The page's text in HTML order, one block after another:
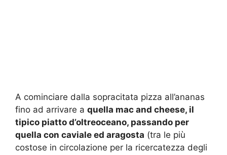
A cominciare dalla sopracitata pizza all’ananas
fino ad arrivare a quella mac and cheese, il
tipico piatto d’oltreoceano, passando per
quella con caviale ed aragosta (tra le più
costose in circolazione per la ricercatezza degli